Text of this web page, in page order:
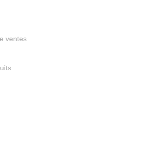
ventes